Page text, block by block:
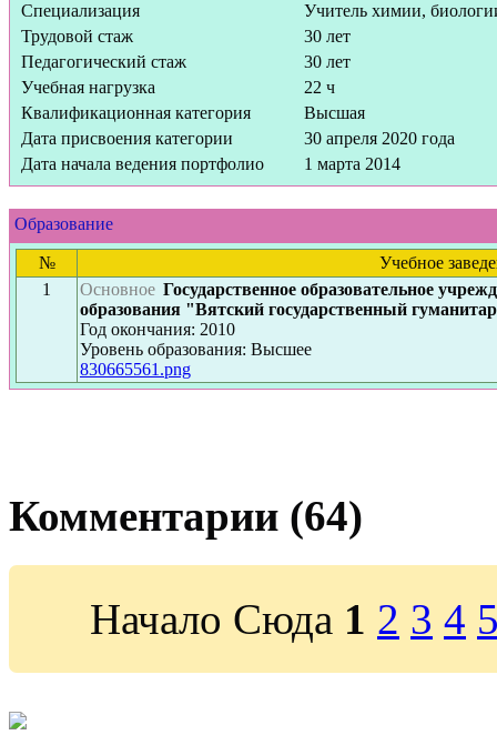
Специализация
Учитель химии,
Трудовой стаж
30 лет
Педагогический стаж
30 лет
Учебная нагрузка
22 ч
Квалификационная категория
Высшая
Дата присвоения категории
30 апреля 2020 года
Дата начала ведения портфолио
1 марта 2014
Образование
№
Учебное
1
Основное Государственное образовательное
образования "Вятский государственный
Год окончания: 2010
Уровень образования: Высшее
830665561.png
Комментарии (64)
Начало Сюда 1 2 3 4